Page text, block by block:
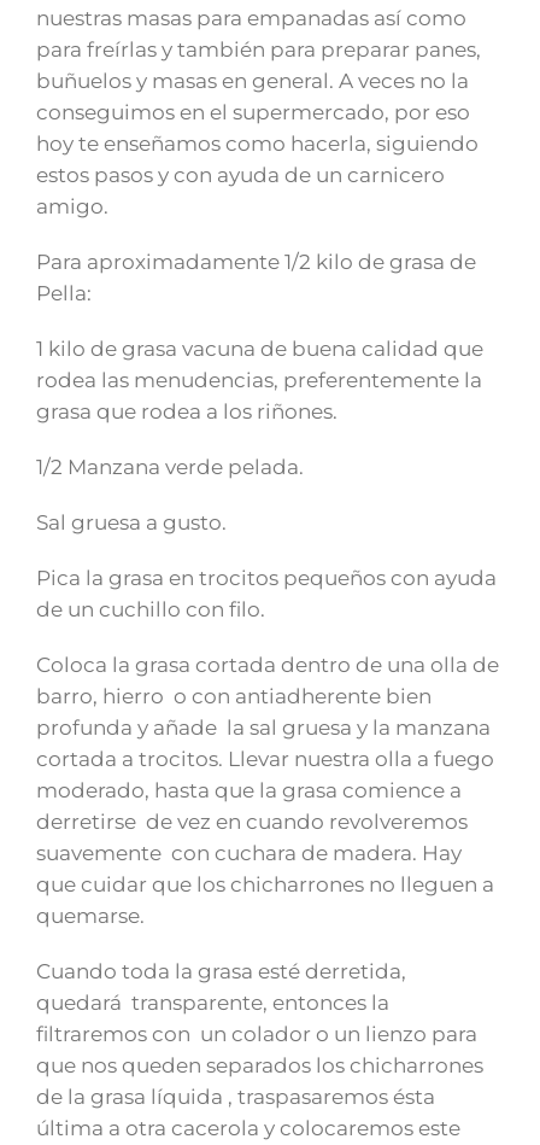
nuestras masas para empanadas así como
para freírlas y también para preparar panes,
buñuelos y masas en general. A veces no la
conseguimos en el supermercado, por eso
hoy te enseñamos como hacerla, siguiendo
estos pasos y con ayuda de un carnicero
amigo.
Para aproximadamente 1/2 kilo de grasa de
Pella:
1 kilo de grasa vacuna de buena calidad que
rodea las menudencias, preferentemente la
grasa que rodea a los riñones.
1/2 Manzana verde pelada.
Sal gruesa a gusto.
Pica la grasa en trocitos pequeños con ayuda
de un cuchillo con filo.
Coloca la grasa cortada dentro de una olla de
barro, hierro o con antiadherente bien
profunda y añade la sal gruesa y la manzana
cortada a trocitos. Llevar nuestra olla a fuego
moderado, hasta que la grasa comience a
derretirse de vez en cuando revolveremos
suavemente con cuchara de madera. Hay
que cuidar que los chicharrones no lleguen a
quemarse.
Cuando toda la grasa esté derretida,
quedará transparente, entonces la
filtraremos con un colador o un lienzo para
que nos queden separados los chicharrones
de la grasa líquida , traspasaremos ésta
última a otra cacerola y colocaremos este